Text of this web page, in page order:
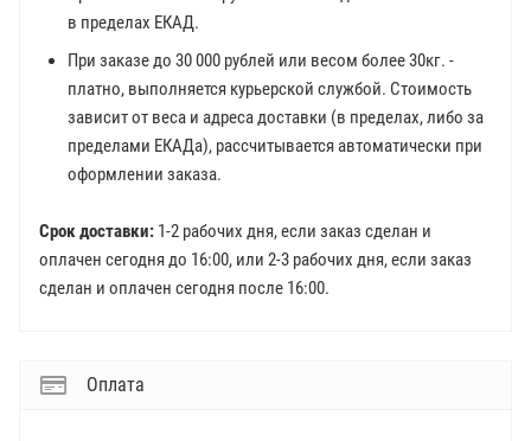
в пределах ЕКАД.
При заказе до 30 000 рублей или весом более 30кг. -
платно, выполняется курьерской службой. Стоимость
зависит от веса и адреса доставки (в пределах, либо за
пределами ЕКАДа), рассчитывается автоматически при
оформлении заказа.
Срок доставки: 1-2 рабочих дня, если заказ сделан и
оплачен сегодня до 16:00, или 2-3 рабочих дня, если заказ
сделан и оплачен сегодня после 16:00.
Оплата